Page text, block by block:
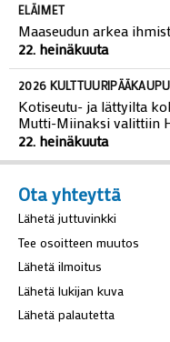
ELÄIMET
Maaseudun arkea
22. heinäkuuta
2026
Kotiseutu- ja lättyilta
Mutti-Miinaksi valittiin
22. heinäkuuta
Ota yhteyttä
Lähetä juttuvinkki
Tee osoitteen muutos
Lähetä ilmoitus
Lähetä lukijan kuva
Lähetä palautetta